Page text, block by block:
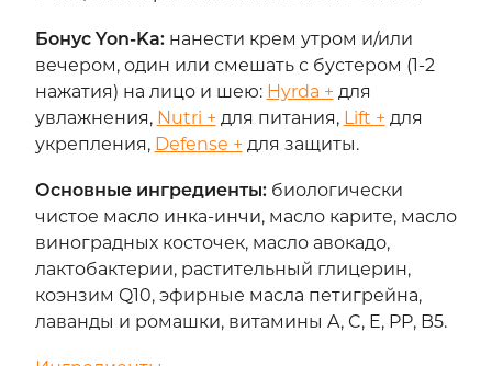
Бонус Yon-Ka:нанести крем утром и/или
вечером, один или смешать с бустером (1-2
нажатия) на лицо и шею: Hyrda + для
увлажнения, Nutri + для питания, Lift + для
укрепления, Defense + для защиты.
Основные ингредиенты:биологически
чистое масло инка-инчи, масло карите, масло
виноградных косточек, масло авокадо,
лактобактерии, растительный глицерин,
коэнзим Q10, эфирные масла петигрейна,
лаванды и ромашки, витамины A, C, E, PP, B5.